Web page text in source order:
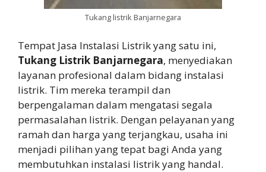
Tukang listrik Banjarnegara
Tempat Jasa Instalasi Listrik yang satu ini,
Tukang Listrik Banjarnegara, menyediakan
layanan profesional dalam bidang instalasi
listrik. Tim mereka terampil dan
berpengalaman dalam mengatasi segala
permasalahan listrik. Dengan pelayanan yang
ramah dan harga yang terjangkau, usaha ini
menjadi pilihan yang tepat bagi Anda yang
membutuhkan instalasi listrik yang handal.